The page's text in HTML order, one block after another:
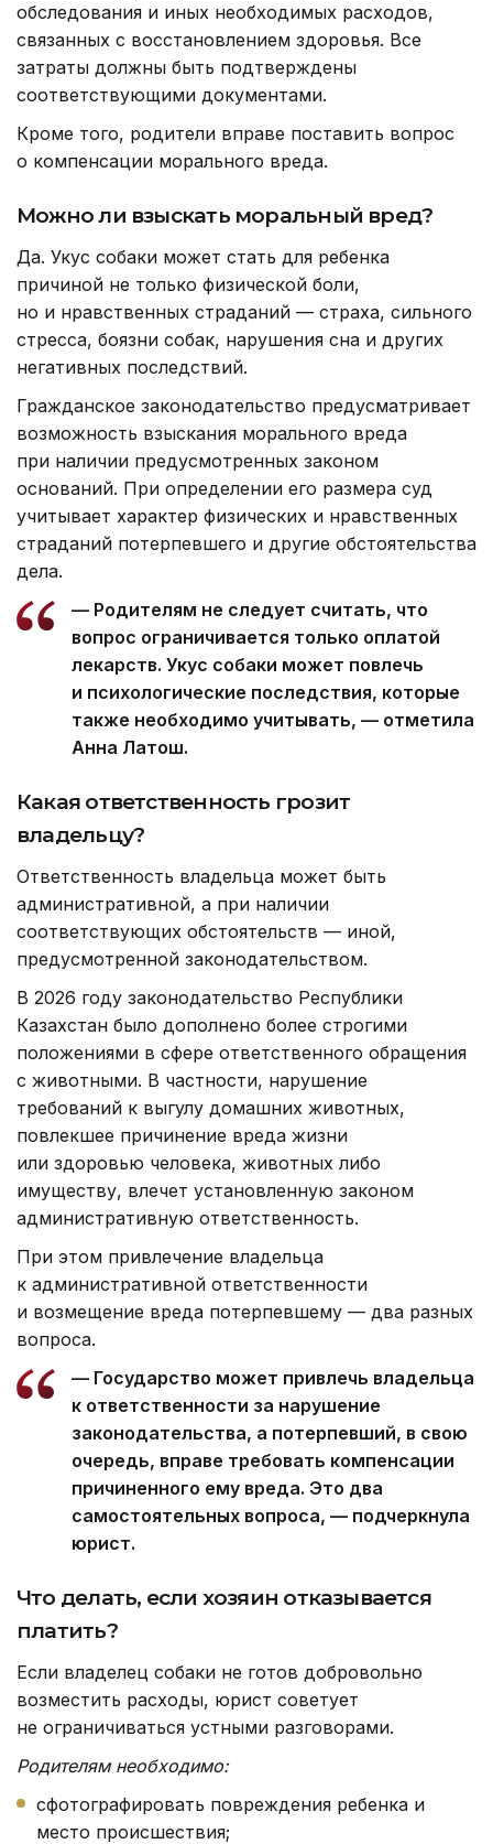
обследования и иных необходимых расходов,
связанных с восстановлением здоровья. Все
затраты должны быть подтверждены
соответствующими документами.
Кроме того, родители вправе поставить вопрос
о компенсации морального вреда.
Можно ли взыскать моральный вред?
Да. Укус собаки может стать для ребенка
причиной не только физической боли,
но и нравственных страданий — страха, сильного
стресса, боязни собак, нарушения сна и других
негативных последствий.
Гражданское законодательство предусматривает
возможность взыскания морального вреда
при наличии предусмотренных законом
оснований. При определении его размера суд
учитывает характер физических и нравственных
страданий потерпевшего и другие обстоятельства
дела.
— Родителям не следует считать, что
вопрос ограничивается только оплатой
лекарств. Укус собаки может повлечь
и психологические последствия, которые
также необходимо учитывать, — отметила
Анна Латош.
Какая ответственность грозит
владельцу?
Ответственность владельца может быть
административной, а при наличии
соответствующих обстоятельств — иной,
предусмотренной законодательством.
В 2026 году законодательство Республики
Казахстан было дополнено более строгими
положениями в сфере ответственного обращения
с животными. В частности, нарушение
требований к выгулу домашних животных,
повлекшее причинение вреда жизни
или здоровью человека, животных либо
имуществу, влечет установленную законом
административную ответственность.
При этом привлечение владельца
к административной ответственности
и возмещение вреда потерпевшему — два разных
вопроса.
— Государство может привлечь владельца
к ответственности за нарушение
законодательства, а потерпевший, в свою
очередь, вправе требовать компенсации
причиненного ему вреда. Это два
самостоятельных вопроса, — подчеркнула
юрист.
Что делать, если хозяин отказывается
платить?
Если владелец собаки не готов добровольно
возместить расходы, юрист советует
не ограничиваться устными разговорами.
Родителям необходимо:
сфотографировать повреждения ребенка и
место происшествия;